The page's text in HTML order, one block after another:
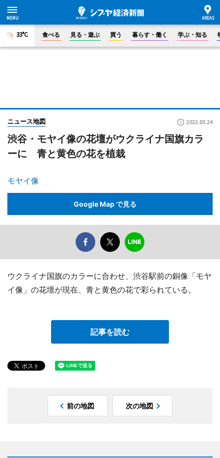
33°C 食べる 見る・遊ぶ 買う 暮らす・働く 学ぶ・知る
ニュース地図 2022.03.24
渋谷・モヤイ像の花壇がウクライナ国旗カラ
ーに 青と黄色の花を植栽
モヤイ像
Google Map で見る
ウクライナ国旗のカラーに合わせ、渋谷駅前の銅像「モヤ
イ像」の花壇が現在、青と黄色の花で彩られている。
記事を読む
前の地図 次の地図